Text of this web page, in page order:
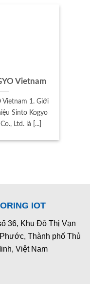
Vietnam
Vietnam 1. Giới
Sinto Kogyo
Ltd. là [...]
IOT
36, Khu Đô Thị Vạn
Thành phố Thủ
Việt Nam